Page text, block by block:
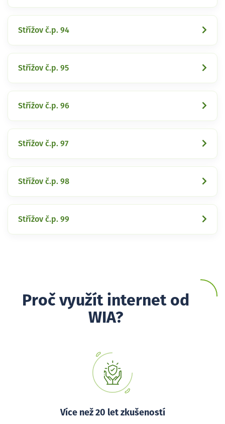
Střížov č.p. 94
Střížov č.p. 95
Střížov č.p. 96
Střížov č.p. 97
Střížov č.p. 98
Střížov č.p. 99
Proč využít internet od
WIA?
Více než 20 let zkušeností